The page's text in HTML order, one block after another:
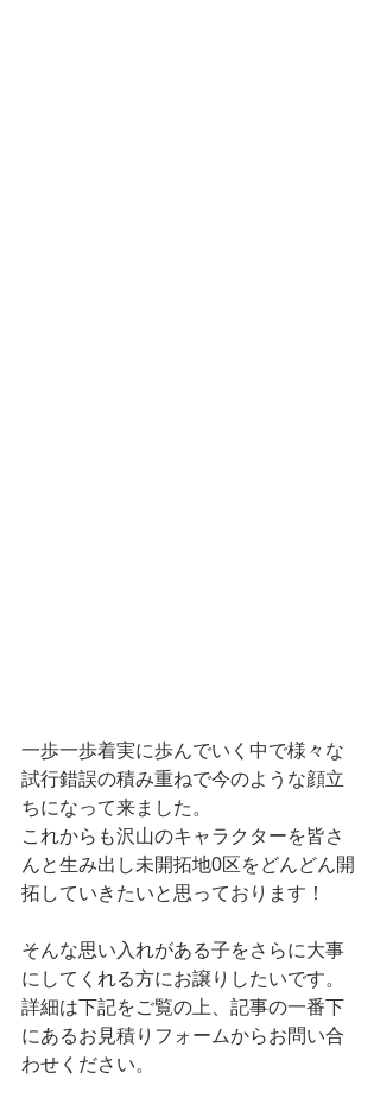
一歩一歩着実に歩んでいく中で様々な
試行錯誤の積み重ねで今のような顔立
ちになって来ました。
これからも沢山のキャラクターを皆さ
んと生み出し未開拓地0区をどんどん開
拓していきたいと思っております！
そんな思い入れがある子をさらに大事
にしてくれる方にお譲りしたいです。
詳細は下記をご覧の上、記事の一番下
にあるお見積りフォームからお問い合
わせください。